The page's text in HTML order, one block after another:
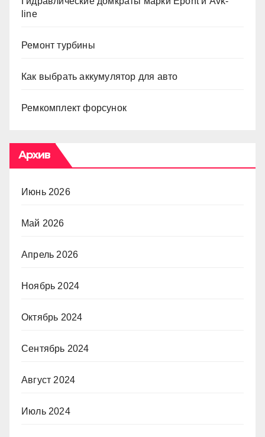
line
Ремонт турбины
Как выбрать аккумулятор для авто
Ремкомплект форсунок
Архив
Июнь 2026
Май 2026
Апрель 2026
Ноябрь 2024
Октябрь 2024
Сентябрь 2024
Август 2024
Июль 2024